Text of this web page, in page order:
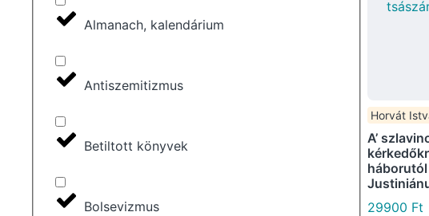
Almanach, kalendárium
Antiszemitizmus
Betiltott könyvek
Bolsevizmus
Horvát
A’
29900 Ft